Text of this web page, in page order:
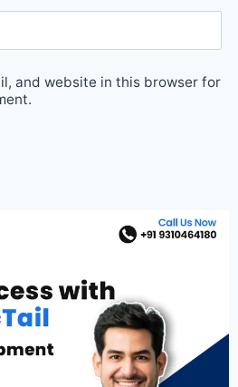
and website in this browser for